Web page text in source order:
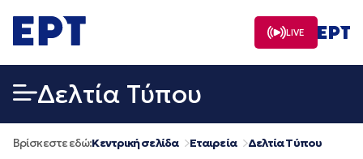
σε
περιεχόμενο
LIVE
Δελτία Τύπου
Βρίσκεστε εδώ:Κεντρική σελίδα Εταιρεία Δελτία Τύπου